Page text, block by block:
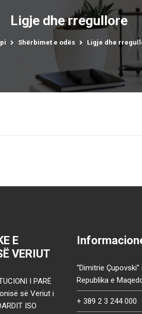
Ligje dhe rregullore
Shërbimet e odës Ligje dhe
E
VERIUT
I PARË
së Veriut i
ISO
“Dimitrie
Republika e
+ 389 2 3 244 000